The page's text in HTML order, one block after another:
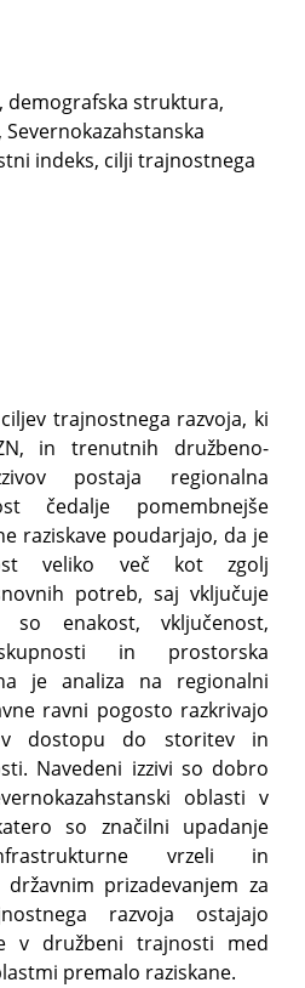
demografska struktura,
indeks, cilji trajnostnega
trajnostnega razvoja, ki
in trenutnih družbeno-
postaja regionalna
čedalje pomembnejše
raziskave poudarjajo, da je
veliko več kot zgolj
potreb, saj vključuje
enakost, vključenost,
in prostorska
je analiza na regionalni
ravni pogosto razkrivajo
v dostopu do storitev in
Navedeni izzivi so dobro
oblasti v
so značilni upadanje
vrzeli in
državnim prizadevanjem za
razvoja ostajajo
v družbeni trajnosti med
premalo raziskane.